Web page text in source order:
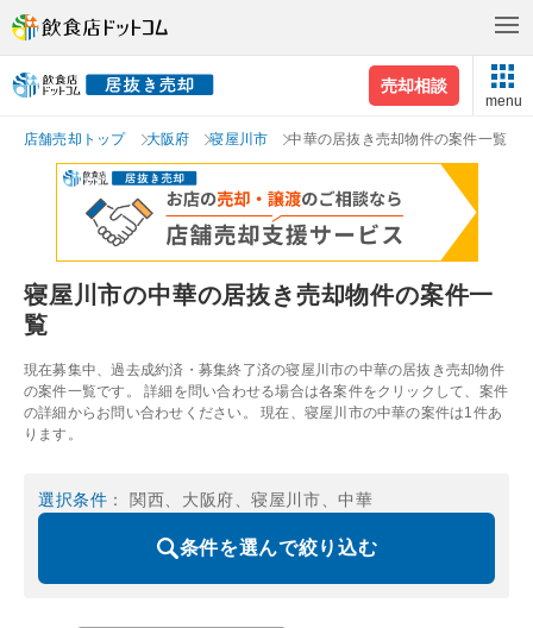
売却相談
menu
店舗売却トップ 大阪府 寝屋川市 中華の居抜き売却物件の案件一覧
寝屋川市の中華の居抜き売却物件の案件一
覧
現在募集中、過去成約済・募集終了済の寝屋川市の中華の居抜き売却物件
の案件一覧です。 詳細を問い合わせる場合は各案件をクリックして、案件
の詳細からお問い合わせください。 現在、寝屋川市の中華の案件は1件あ
ります。
選択条件 ： 関西、大阪府、寝屋川市、中華
条件を選んで絞り込む